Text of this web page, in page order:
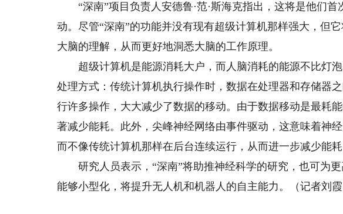
“深南”项目负责人安德鲁·范·斯海克指出，这将是他们首
动。尽管“深南”的功能并没有现有超级计算机那样强大，但
大脑的理解，从而更好地洞悉大脑的工作原理。
超级计算机是能源消耗大户，而人脑消耗的能源不比灯泡
处理方式：传统计算机执行操作时，数据在处理器和存储器
行许多操作，大大减少了数据的移动。由于数据移动是最耗
著减少能耗。此外，尖峰神经网络由事件驱动，这意味着神
而不像传统计算机那样在后台连续运行，从而进一步减少能耗
研究人员表示，“深南”将助推神经科学的研究，也可为更
能够小型化，将提升无人机和机器人的自主能力。（记者刘霞